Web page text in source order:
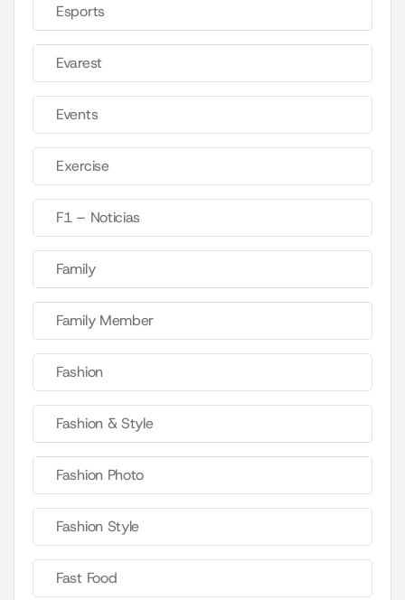
Esports
Evarest
Events
Exercise
F1 – Noticias
Family
Family Member
Fashion
Fashion & Style
Fashion Photo
Fashion Style
Fast Food